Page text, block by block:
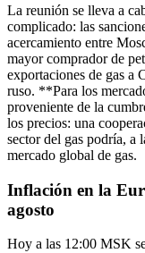
La reunión se lleva a
complicado: las
acercamiento entre
mayor comprador de
exportaciones de gas a
ruso. **Para los
proveniente de la
los precios: una
sector del gas podría, a
mercado global de gas.
Inflación en la
agosto
Hoy a las 12:00 MSK